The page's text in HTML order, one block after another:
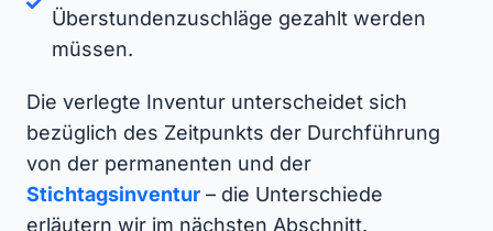
Überstundenzuschläge gezahlt werden
müssen.
Die verlegte Inventur unterscheidet sich
bezüglich des Zeitpunkts der Durchführung
von der permanenten und der
Stichtagsinventur – die Unterschiede
erläutern wir im nächsten Abschnitt.